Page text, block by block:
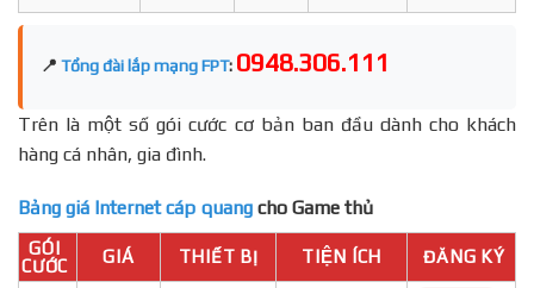
📍 Tổng đài lắp mạng FPT: 0948.306.111
Trên là một số gói cước cơ bản ban đầu dành cho khách
hàng cá nhân, gia đình.
Bảng giá Internet cáp quang cho Game thủ
GÓI
CƯỚC
GIÁ THIẾT BỊ TIỆN ÍCH ĐĂNG KÝ